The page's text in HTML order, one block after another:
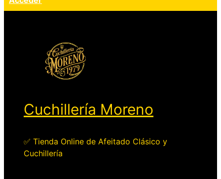
Cuchillería Moreno
✅ Tienda Online de Afeitado Clásico y
Cuchillería